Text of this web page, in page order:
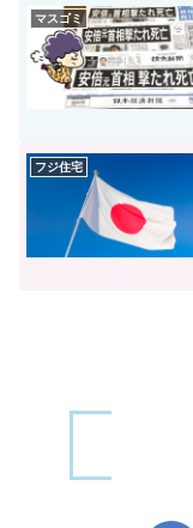
マスゴミ
フジ住宅